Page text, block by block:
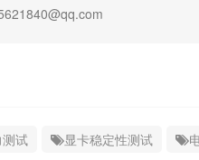
试 显卡稳定性测试